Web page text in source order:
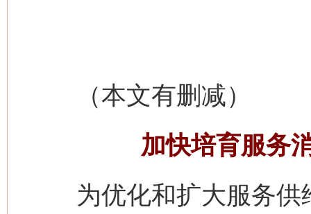
（本文有删减）
加快培育服务
为优化和扩大服务供